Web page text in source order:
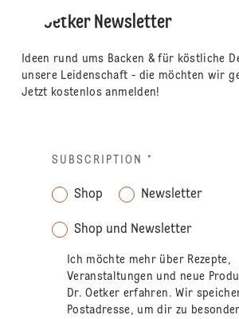
Dr. Oetker Newsletter
Ideen rund ums Backen & für köstliche
unsere Leidenschaft - die möchten wir
Jetzt kostenlos anmelden!
SUBSCRIPTION *
Shop Newsletter
Shop und Newsletter
Ich möchte mehr über Rezepte,
Veranstaltungen und neue
Dr. Oetker erfahren. Wir
Postadresse, um dir zu